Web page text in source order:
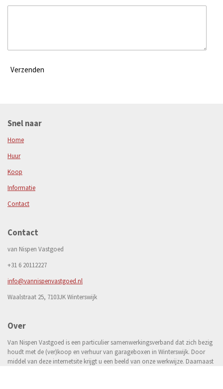
Verzenden
Snel naar
Home
Huur
Koop
Informatie
Contact
Contact
van Nispen Vastgoed
+31 6 20112227
info@vannispenvastgoed.nl
Waalstraat 25, 7103JK Winterswijk
Over
Van Nispen Vastgoed is een particulier samenwerkingsverband dat zich bezig
houdt met de (ver)koop en verhuur van garageboxen in Winterswijk. Door
middel van deze internetsite krijgt u een beeld van onze werkwijze. Daarnaast